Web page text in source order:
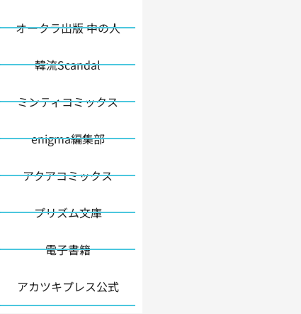
オークラ出版 中の人
韓流Scandal
ミンティコミックス
enigma編集部
アクアコミックス
プリズム文庫
電子書籍
アカツキプレス公式